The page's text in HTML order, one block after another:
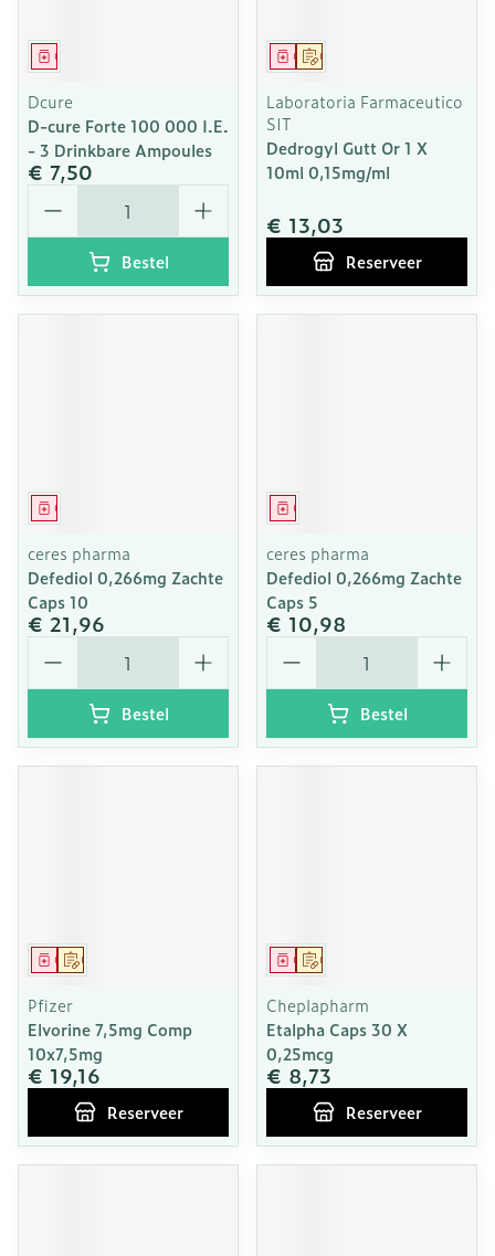
Geneesmiddel
Dcure
D-cure Forte 100 000 I.E.
- 3 Drinkbare Ampoules
€ 7,50
Aantal
Bestel
Op voorschrift
Geneesmiddel
Laboratoria Farmaceutico
SIT
Dedrogyl Gutt Or 1 X
10ml 0,15mg/ml
€ 13,03
Reserveer
Geneesmiddel
ceres pharma
Defediol 0,266mg Zachte
Caps 10
€ 21,96
Aantal
Bestel
Geneesmiddel
ceres pharma
Defediol 0,266mg Zachte
Caps 5
€ 10,98
Aantal
Bestel
Op voorschrift
Geneesmiddel
Pfizer
Elvorine 7,5mg Comp
10x7,5mg
€ 19,16
Reserveer
Op voorschrift
Geneesmiddel
Cheplapharm
Etalpha Caps 30 X
0,25mcg
€ 8,73
Reserveer